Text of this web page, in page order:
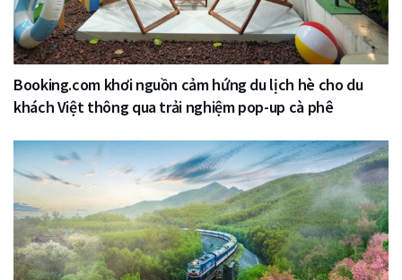
Booking.com khơi nguồn cảm hứng du lịch hè cho du
khách Việt thông qua trải nghiệm pop-up cà phê